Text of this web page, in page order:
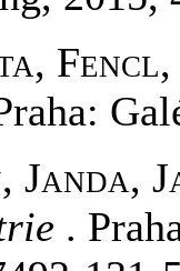
Janda,
.